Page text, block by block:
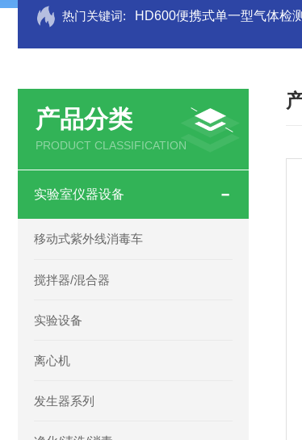
热门关键词: HD600便携式单一型气体检
产品分类
PRODUCT CLASSIFICATION
实验室仪器设备
移动式紫外线消毒车
搅拌器/混合器
实验设备
离心机
发生器系列